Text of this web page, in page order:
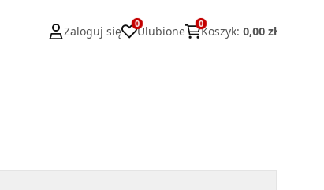
Zaloguj się
0
Ulubione
0
Koszyk: 0,00 zł